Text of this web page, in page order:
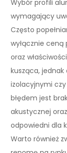
Wybór profili
wymagający
Często
wyłącznie
oraz
kusząca,
izolacyjnymi
błędem jest
akustycznej
odpowiedni dla
Warto również